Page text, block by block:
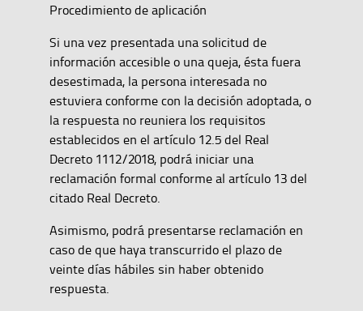
Procedimiento de aplicación
Si una vez presentada una solicitud de
información accesible o una queja, ésta fuera
desestimada, la persona interesada no
estuviera conforme con la decisión adoptada, o
la respuesta no reuniera los requisitos
establecidos en el artículo 12.5 del Real
Decreto 1112/2018, podrá iniciar una
reclamación formal conforme al artículo 13 del
citado Real Decreto.
Asimismo, podrá presentarse reclamación en
caso de que haya transcurrido el plazo de
veinte días hábiles sin haber obtenido
respuesta.